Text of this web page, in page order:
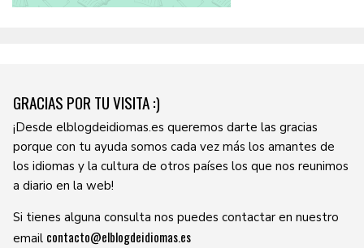
GRACIAS POR TU VISITA :)
¡Desde elblogdeidiomas.es queremos darte las gracias
porque con tu ayuda somos cada vez más los amantes de
los idiomas y la cultura de otros países los que nos reunimos
a diario en la web!
Si tienes alguna consulta nos puedes contactar en nuestro
email contacto@elblogdeidiomas.es